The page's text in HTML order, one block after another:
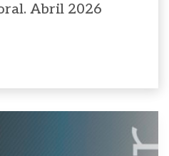
Abril 2026